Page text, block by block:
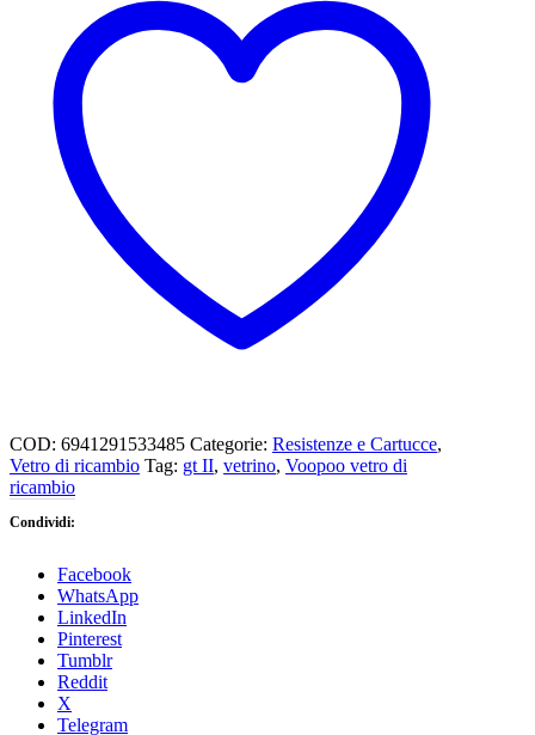
COD: 6941291533485 Categorie: Resistenze e Cartucce,
Vetro di ricambio Tag: gt II, vetrino, Voopoo vetro di
ricambio
Condividi:
Facebook
WhatsApp
LinkedIn
Pinterest
Tumblr
Reddit
X
Telegram